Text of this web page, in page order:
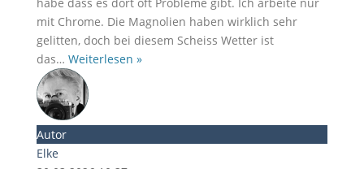
mit Chrome. Die Magnolien haben wirklich sehr
gelitten, doch bei diesem Scheiss Wetter ist
das… Weiterlesen »
Autor
Elke